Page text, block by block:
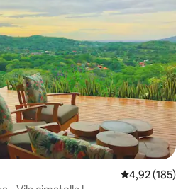
4,92 de uma
4,92 (185)